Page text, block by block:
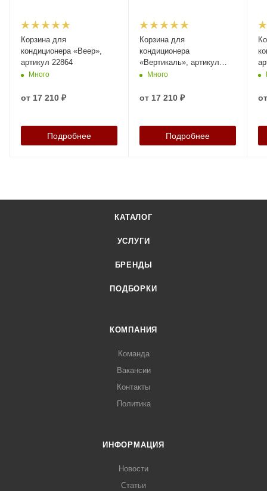
Корзина для
кондиционера «Веер»,
артикул 22864
Много
от 17 210 ₽
Подробнее
Корзина для
кондиционера
«Вертикаль», артикул
22833
Много
от 17 210 ₽
Подробнее
КАТАЛОГ
УСЛУГИ
БРЕНДЫ
ПОДБОРКИ
КОМПАНИЯ
Команда
Вакансии
Контакты
Политика
ИНФОРМАЦИЯ
Новости
Статьи